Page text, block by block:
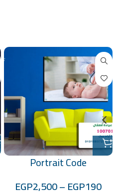
Portrait Code
EGP190
–
EGP2,500